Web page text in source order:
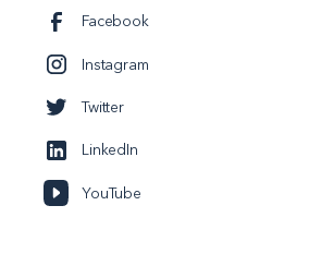
Facebook
Instagram
Twitter
LinkedIn
YouTube